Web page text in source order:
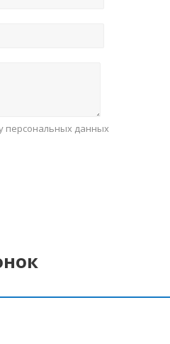
персональных данных